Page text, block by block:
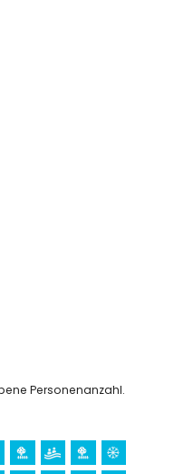
Mietpreis der
Aufpreis
von 5 Kilometern von der
Personenanzahl.